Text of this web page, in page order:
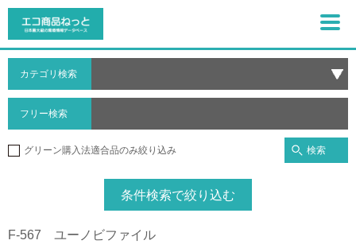
カテゴリ検索
フリー検索
グリーン購入法適合品のみ絞り込み 検索
条件検索で絞り込む
F-567 ユーノビファイル